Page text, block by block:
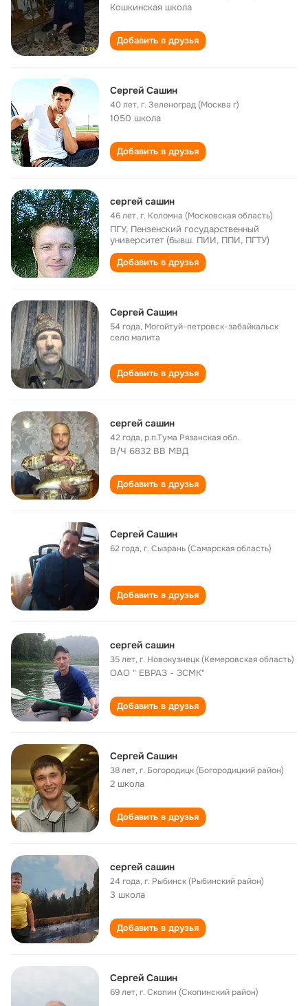
Кошкинская школа
Добавить в друзья
Сергей Сашин
40 лет,г. Зеленоград (Москва г)
1050 школа
Добавить в друзья
сергей сашин
46 лет,г. Коломна (Московская область)
ПГУ, Пензенский государственный
университет (бывш. ПИИ, ППИ, ПГТУ)
Добавить в друзья
Сергей Сашин
54 года, Могойтуй-петровск-забайкальск
село малита
Добавить в друзья
сергей сашин
42 года,р.п.Тума Рязанская обл.
В/Ч 6832 ВВ МВД
Добавить в друзья
Сергей Сашин
62 года,г. Сызрань (Самарская область)
Добавить в друзья
сергей сашин
35 лет,г. Новокузнецк (Кемеровская область)
ОАО " ЕВРАЗ - ЗСМК"
Добавить в друзья
Сергей Сашин
38 лет,г. Богородицк (Богородицкий район)
2 школа
Добавить в друзья
сергей сашин
24 года,г. Рыбинск (Рыбинский район)
3 школа
Добавить в друзья
Сергей Сашин
69 лет,г. Скопин (Скопинский район)